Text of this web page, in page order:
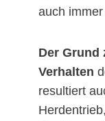
auch
Der Grund
Verhalten
resultiert